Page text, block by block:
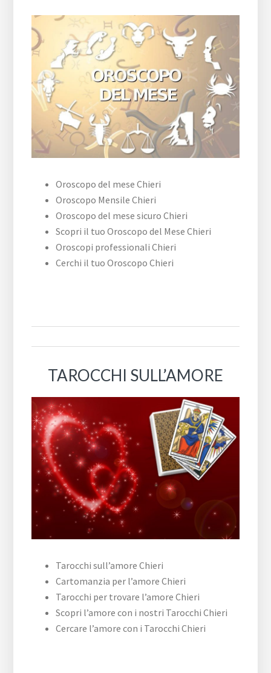
Oroscopo del mese Chieri
Oroscopo Mensile Chieri
Oroscopo del mese sicuro Chieri
Scopri il tuo Oroscopo del Mese Chieri
Oroscopi professionali Chieri
Cerchi il tuo Oroscopo Chieri
TAROCCHI SULL’AMORE
Tarocchi sull’amore Chieri
Cartomanzia per l’amore Chieri
Tarocchi per trovare l’amore Chieri
Scopri l’amore con i nostri Tarocchi Chieri
Cercare l’amore con i Tarocchi Chieri